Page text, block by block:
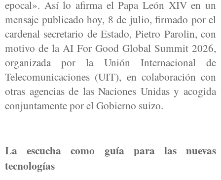
epocal». Así lo afirma el Papa León XIV en un
mensaje publicado hoy, 8 de julio, firmado por el
cardenal secretario de Estado, Pietro Parolin, con
motivo de la AI For Good Global Summit 2026,
organizada por la Unión Internacional de
Telecomunicaciones (UIT), en colaboración con
otras agencias de las Naciones Unidas y acogida
conjuntamente por el Gobierno suizo.
La escucha como guía para las nuevas
tecnologías